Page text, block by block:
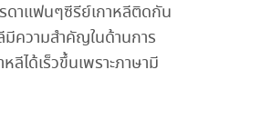
ดาแฟนๆซีรีย์เกาหลีติดกัน
มีความสำคัญในด้านการ
ได้เร็วขึ้นเพราะภาษามี